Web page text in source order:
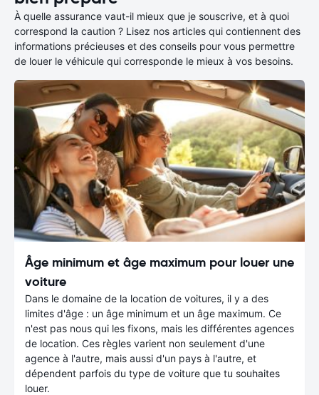
À quelle assurance vaut-il mieux que je souscrive, et à quoi
correspond la caution ? Lisez nos articles qui contiennent des
informations précieuses et des conseils pour vous permettre
de louer le véhicule qui corresponde le mieux à vos besoins.
Âge minimum et âge maximum pour louer une
voiture
Dans le domaine de la location de voitures, il y a des
limites d'âge : un âge minimum et un âge maximum. Ce
n'est pas nous qui les fixons, mais les différentes agences
de location. Ces règles varient non seulement d'une
agence à l'autre, mais aussi d'un pays à l'autre, et
dépendent parfois du type de voiture que tu souhaites
louer.